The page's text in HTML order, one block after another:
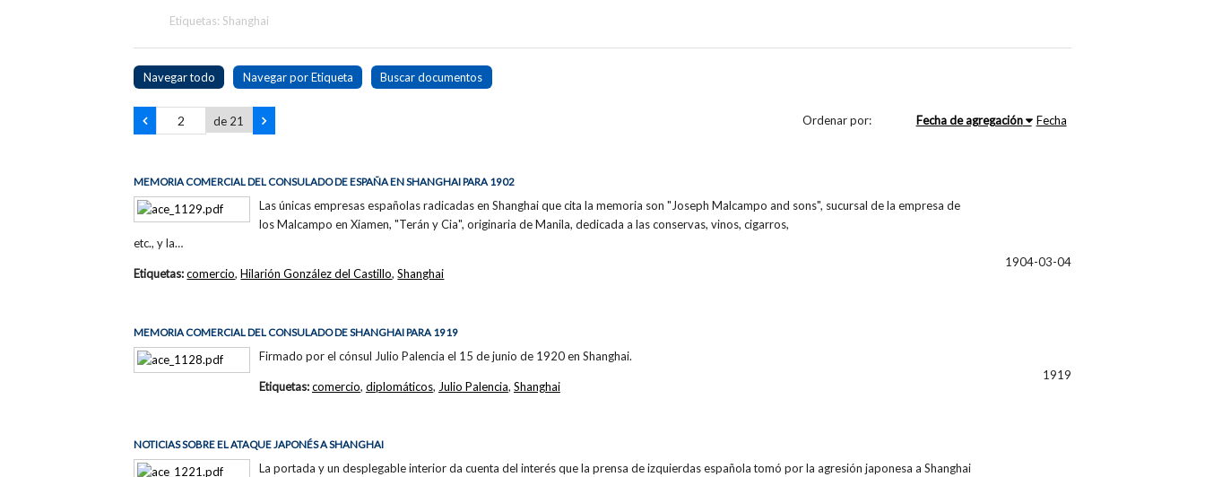
Etiquetas: Shanghai
Navegar todo Navegar por Etiqueta Buscar documentos
de 21 Ordenar por: Fecha de agregación Fecha
MEMORIA COMERCIAL DEL CONSULADO DE ESPAÑA EN SHANGHAI PARA 1902
Las únicas empresas españolas radicadas en Shanghai que cita la memoria son "Joseph Malcampo and sons", sucursal de la empresa de
los Malcampo en Xiamen, "Terán y Cia", originaria de Manila, dedicada a las conservas, vinos, cigarros,
etc., y la…
1904-03-04
Etiquetas:comercio,Hilarión González del Castillo,Shanghai
MEMORIA COMERCIAL DEL CONSULADO DE SHANGHAI PARA 1919
Firmado por el cónsul Julio Palencia el 15 de junio de 1920 en Shanghai.
1919
Etiquetas:comercio, diplomáticos, Julio Palencia, Shanghai
NOTICIAS SOBRE EL ATAQUE JAPONÉS A SHANGHAI
La portada y un desplegable interior da cuenta del interés que la prensa de izquierdas española tomó por la agresión japonesa a Shanghai